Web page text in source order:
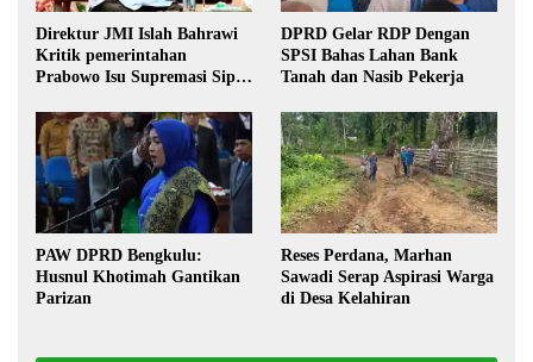
Direktur JMI Islah Bahrawi
Kritik pemerintahan
Prabowo Isu Supremasi Sipil,
Pilkada oleh DPRD
DPRD Gelar RDP Dengan
SPSI Bahas Lahan Bank
Tanah dan Nasib Pekerja
PAW DPRD Bengkulu:
Husnul Khotimah Gantikan
Parizan
Reses Perdana, Marhan
Sawadi Serap Aspirasi Warga
di Desa Kelahiran